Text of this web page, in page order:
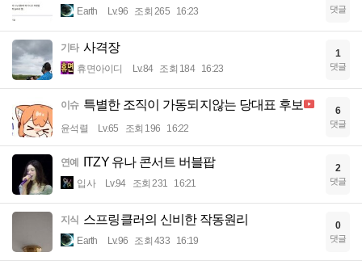
Earth Lv.96 조회 265 16:23 댓글
기타 사격장
휴면아이디 Lv.84 조회 184 16:23
1
댓글
이슈 특별한 조직이 가동되지않는 당대표 후보
윤석렬 Lv.65 조회 196 16:22
6
댓글
연예 ITZY 유나 콘서트 버블팝
입사 Lv.94 조회 231 16:21
2
댓글
지식 스프링클러의 신비한 작동원리
Earth Lv.96 조회 433 16:19
0
댓글